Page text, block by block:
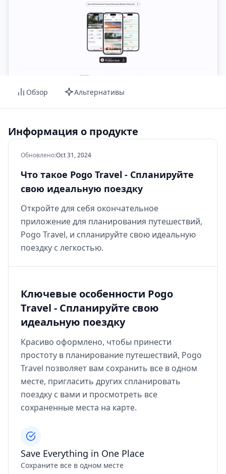
Обзор Альтернативы
Информация о продукте
Обновлено:Oct 31, 2024
Что такое Pogo Travel - Спланируйте
свою идеальную поездку
Откройте для себя окончательное
приложение для планирования путешествий,
Pogo Travel, и спланируйте свою идеальную
поездку с легкостью.
Ключевые особенности Pogo
Travel - Спланируйте свою
идеальную поездку
Красиво оформлено, чтобы принести
простоту в планирование путешествий, Pogo
Travel позволяет вам сохранить все в одном
месте, пригласить других спланировать
поездку с вами и просмотреть все
сохраненные места на карте.
Save Everything in One Place
Сохраните все в одном месте